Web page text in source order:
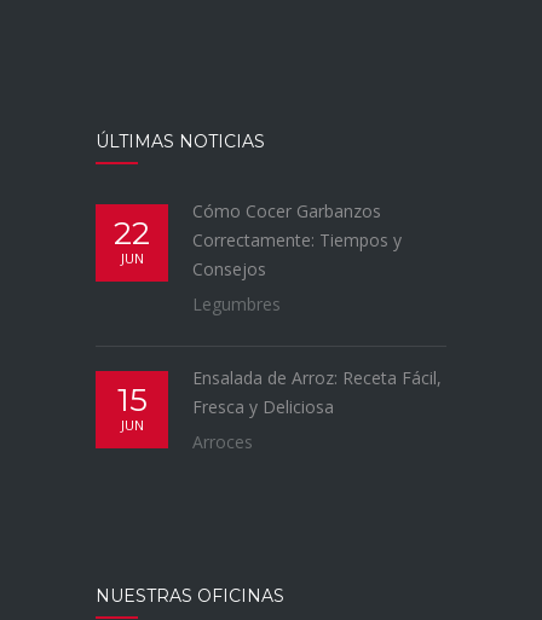
ÚLTIMAS NOTICIAS
22
JUN
Cómo Cocer Garbanzos
Correctamente: Tiempos y
Consejos
Legumbres
15
JUN
Ensalada de Arroz: Receta Fácil,
Fresca y Deliciosa
Arroces
NUESTRAS OFICINAS